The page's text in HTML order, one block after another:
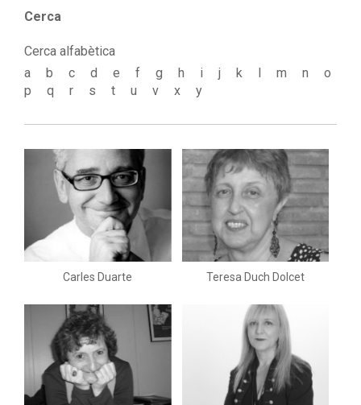
Cerca
Cerca alfabètica
a
b c d e f g h i j k l m n
o
p
q r s t u v x y
Carles Duarte Teresa Duch Dolcet